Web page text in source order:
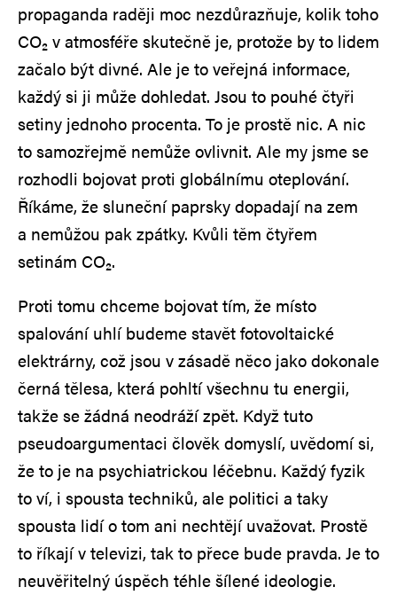
propaganda raději moc nezdůrazňuje, kolik toho
CO₂ v atmosféře skutečně je, protože by to lidem
začalo být divné. Ale je to veřejná informace,
každý si ji může dohledat. Jsou to pouhé čtyři
setiny jednoho procenta. To je prostě nic. A nic
to samozřejmě nemůže ovlivnit. Ale my jsme se
rozhodli bojovat proti globálnímu oteplování.
Říkáme, že sluneční paprsky dopadají na zem
a nemůžou pak zpátky. Kvůli těm čtyřem
setinám CO₂.
Proti tomu chceme bojovat tím, že místo
spalování uhlí budeme stavět fotovoltaické
elektrárny, což jsou v zásadě něco jako dokonale
černá tělesa, která pohltí všechnu tu energii,
takže se žádná neodráží zpět. Když tuto
pseudoargumentaci člověk domyslí, uvědomí si,
že to je na psychiatrickou léčebnu. Každý fyzik
to ví, i spousta techniků, ale politici a taky
spousta lidí o tom ani nechtějí uvažovat. Prostě
to říkají v televizi, tak to přece bude pravda. Je to
neuvěřitelný úspěch téhle šílené ideologie.